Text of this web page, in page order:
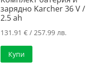
зарядно Karcher 36 V /
2.5 ah
131.91€ / 257.99 лв.
Купи